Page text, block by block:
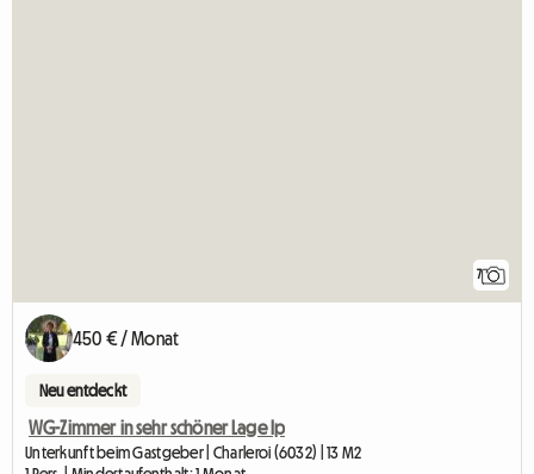
7
450 € / Monat
Neu entdeckt
WG-Zimmer in sehr schöner Lage lp
Unterkunft beim Gastgeber | Charleroi (6032) | 13 M2